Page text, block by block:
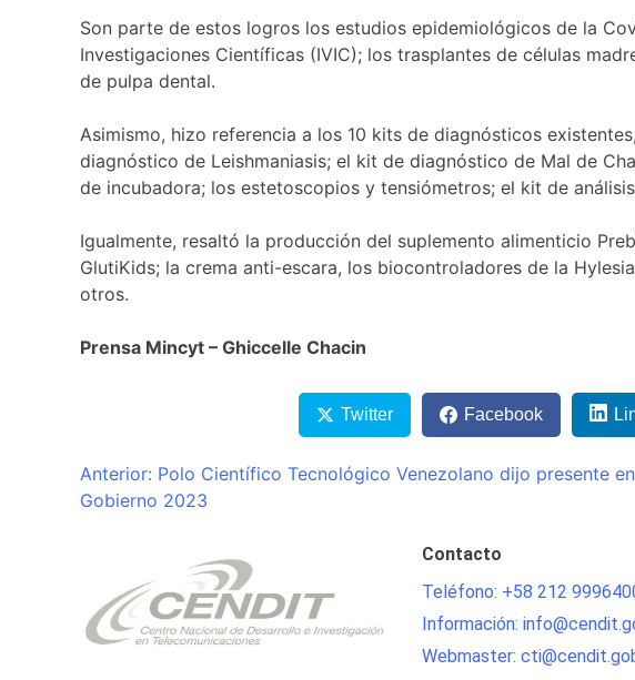
Son parte de estos logros los estudios epidemiológicos de la
Investigaciones Científicas (IVIC); los trasplantes de células
de pulpa dental.
Asimismo, hizo referencia a los 10 kits de diagnósticos
diagnóstico de Leishmaniasis; el kit de diagnóstico de Mal de
de incubadora; los estetoscopios y tensiómetros; el kit de
Igualmente, resaltó la producción del suplemento alimenticio
GlutiKids; la crema anti-escara, los biocontroladores de la
otros.
Prensa Mincyt – Ghiccelle Chacin
Twitter Facebook
Navegación
de
entradas
Anterior: Polo Científico Tecnológico Venezolano dijo presente
Gobierno 2023
Contacto
Teléfono: +58 212
Información:
Webmaster: